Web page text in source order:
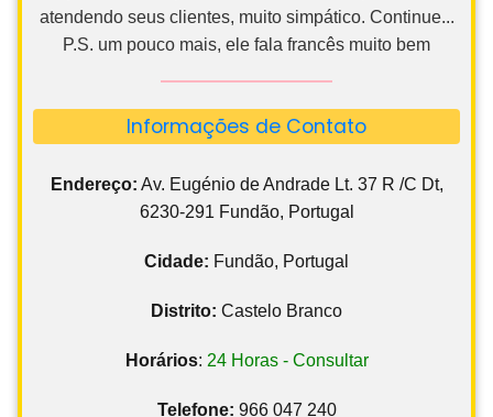
atendendo seus clientes, muito simpático. Continue...
P.S. um pouco mais, ele fala francês muito bem
Informações de Contato
Endereço: Av. Eugénio de Andrade Lt. 37 R /C Dt,
6230-291 Fundão, Portugal
Cidade: Fundão, Portugal
Distrito: Castelo Branco
Horários: 24 Horas - Consultar
Telefone: 966 047 240